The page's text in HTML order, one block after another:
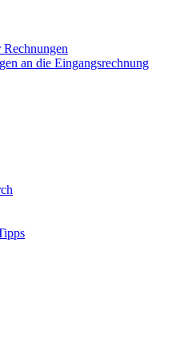
an die Eingangsrechnung